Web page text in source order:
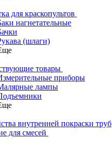
для краскопультов
нагнетательные
(шлаги)
товары
приборы
лампы
внутренней покраски труб
для смесей